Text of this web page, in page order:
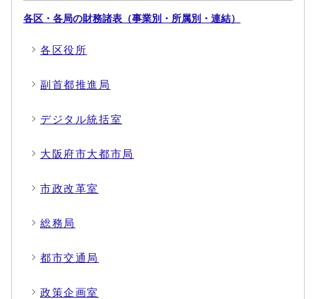
各区・各局の財務諸表（事業別・所属別・連結）
各区役所
副首都推進局
デジタル統括室
大阪府市大都市局
市政改革室
総務局
都市交通局
政策企画室